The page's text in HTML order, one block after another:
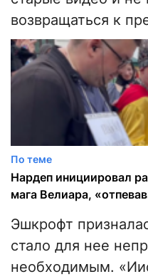
возвращаться к
По теме
Нардеп инициировал
мага Велиара,
Эшкрофт
стало для нее
необходимым.